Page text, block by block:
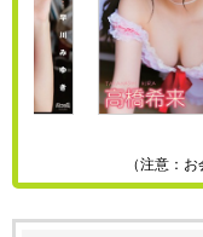
（注意：